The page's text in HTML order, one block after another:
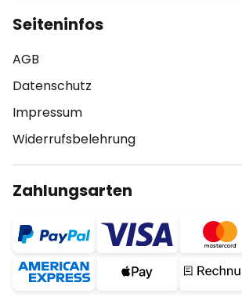
Seiteninfos
AGB
Datenschutz
Impressum
Widerrufsbelehrung
Zahlungsarten